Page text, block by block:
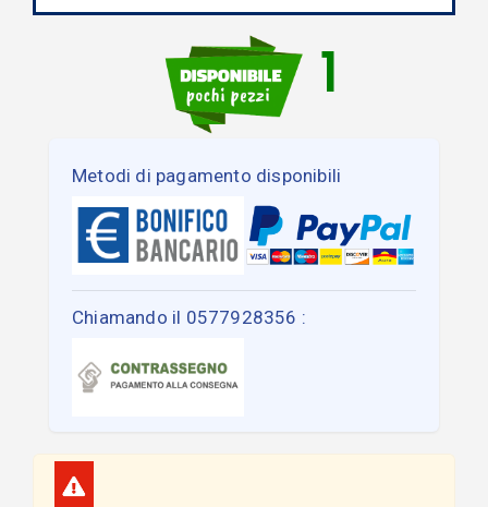
1
Metodi di pagamento disponibili
Chiamando il 0577928356 :